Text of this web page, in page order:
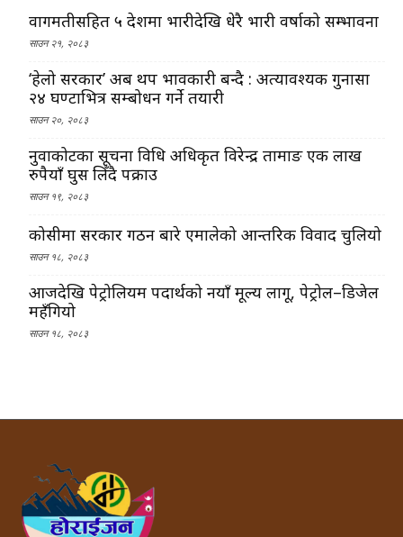
वागमतीसहित ५ प्रदेशमा भारीदेखि धेरै भारी वर्षाको सम्भावना
साउन २१, २०८३
‘हेलो सरकार’ अब थप प्रभावकारी बन्दै : अत्यावश्यक गुनासा
२४ घण्टाभित्र सम्बोधन गर्ने तयारी
साउन २०, २०८३
नुवाकोटका सूचना प्रविधि अधिकृत विरेन्द्र तामाङ एक लाख
रुपैयाँ घुस लिँदै पक्राउ
साउन १९, २०८३
कोसीमा सरकार गठन बारे एमालेको आन्तरिक विवाद चुलियो
साउन १८, २०८३
आजदेखि पेट्रोलियम पदार्थको नयाँ मूल्य लागू, पेट्रोल–डिजेल
महँगियो
साउन १८, २०८३